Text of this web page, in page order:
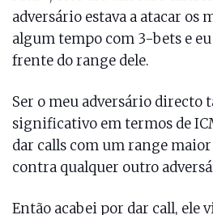
adversário estava a atacar os
algum tempo com 3-bets e eu
frente do range dele.
Ser o meu adversário directo
significativo em termos de
dar calls com um range
contra qualquer outro
Então acabei por dar call, ele